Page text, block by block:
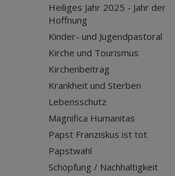
Heiliges Jahr 2025 - Jahr der
Hoffnung
Kinder- und Jugendpastoral
Kirche und Tourismus
Kirchenbeitrag
Krankheit und Sterben
Lebensschutz
Magnifica Humanitas
Papst Franziskus ist tot
Papstwahl
Schöpfung / Nachhaltigkeit